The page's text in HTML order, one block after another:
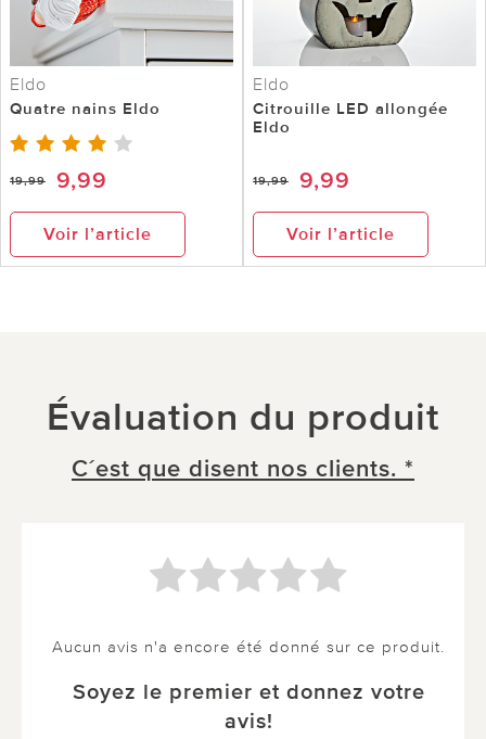
Eldo
Quatre nains Eldo
19,99 9,99
Voir l’article
Eldo
Citrouille LED allongée
Eldo
19,99 9,99
Voir l’article
Évaluation du produit
C´est que disent nos clients. *
Aucun avis n'a encore été donné sur ce produit.
Soyez le premier et donnez votre
avis!